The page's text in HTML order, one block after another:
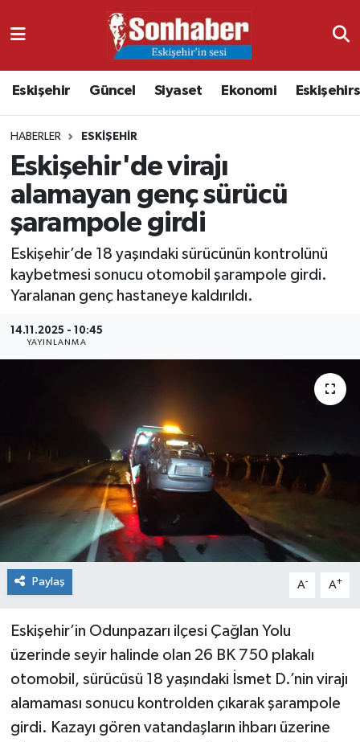
Eskişehir Güncel Siyaset Ekonomi
HABERLER ESKIŞEHIR
Eskişehir'de virajı
alamayan genç sürücü
şarampole girdi
Eskişehir’de 18 yaşındaki sürücünün kontrolünü
kaybetmesi sonucu otomobil şarampole girdi.
Yaralanan genç hastaneye kaldırıldı.
14.11.2025 - 10:45
YAYINLANMA
Paylaş A- A+
Eskişehir’in Odunpazarı ilçesi Çağlan Yolu
üzerinde seyir halinde olan 26 BK 750 plakalı
otomobil, sürücüsü 18 yaşındaki İsmet D.’nin virajı
alamaması sonucu kontrolden çıkarak şarampole
girdi. Kazayı gören vatandaşların ihbarı üzerine
Ekonomi
Güncel
Kültür & Sanat
Magazin
Resmi İlanlar
Sağlık
Nöbetçi Eczaneler
Namaz Vakitleri
Trafik Durumu
Süper Lig Puan Durumu ve Fikstür
Tüm Manşetler
Son Dakika Haberleri
Haber Arşivi